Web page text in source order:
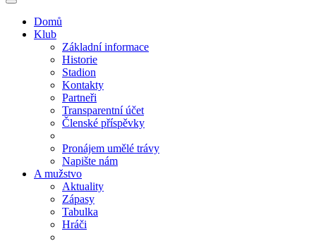
Toggle
navigationDomů
Klub
Základní informace
Historie
Stadion
Kontakty
Partneři
Transparentní účet
Členské příspěvky
Pronájem umělé trávy
Napište nám
A mužstvo
Aktuality
Zápasy
Tabulka
Hráči